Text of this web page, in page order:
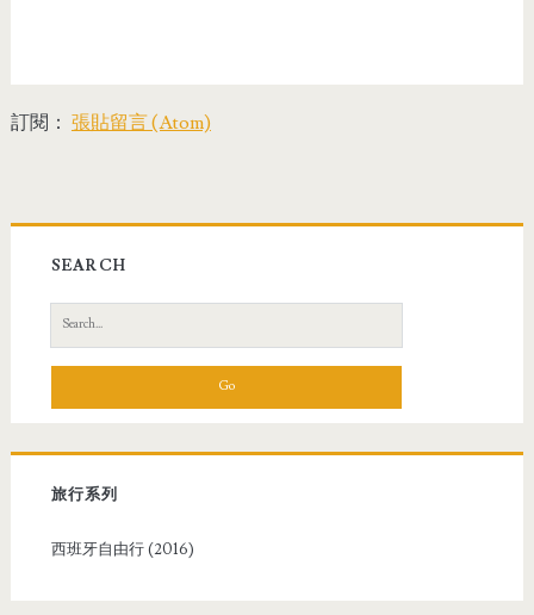
訂閱： 張貼留言 (Atom)
SEARCH
e
h
f
r
旅行系列
西班牙自由行 (2016)